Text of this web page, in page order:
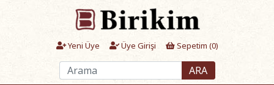
Yeni Üye Üye Girişi Sepetim (0)
ARA